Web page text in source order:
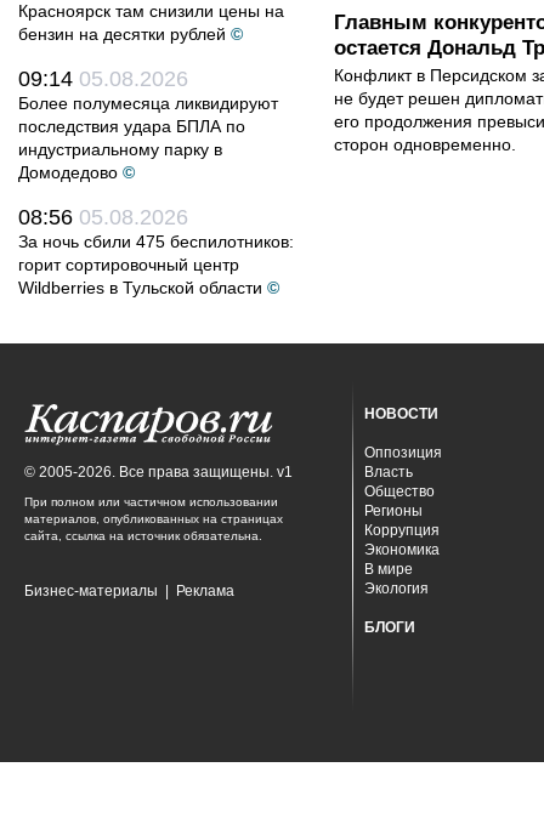
Красноярск там снизили цены на
бензин на десятки рублей ©
09:14 05.08.2026
Более полумесяца ликвидируют
последствия удара БПЛА по
индустриальному парку в
Домодедово ©
08:56 05.08.2026
За ночь сбили 475 беспилотников:
горит сортировочный центр
Wildberries в Тульской области ©
Главным
остается Дональд
Конфликт в Персидском
не будет решен
его продолжения
сторон одновременно.
© 2005-2026. Все права защищены. v1
При полном или частичном использовании
материалов, опубликованных на страницах
сайта, ссылка на источник обязательна.
Бизнес-материалы Реклама
НОВОСТИ
Оппозиция
Власть
Общество
Регионы
Коррупция
Экономика
В мире
Экология
БЛОГИ